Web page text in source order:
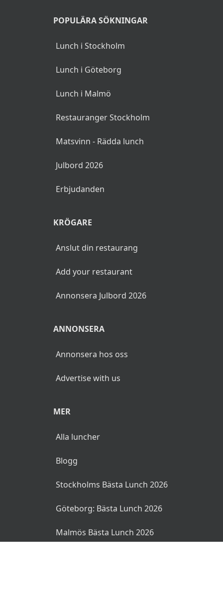
POPULÄRA SÖKNINGAR
Lunch i Stockholm
Lunch i Göteborg
Lunch i Malmö
Restauranger Stockholm
Matsvinn - Rädda lunch
Julbord 2026
Erbjudanden
KRÖGARE
Anslut din restaurang
Add your restaurant
Annonsera Julbord 2026
ANNONSERA
Annonsera hos oss
Advertise with us
MER
Alla luncher
Blogg
Stockholms Bästa Lunch 2026
Göteborg: Bästa Lunch 2026
Malmös Bästa Lunch 2026